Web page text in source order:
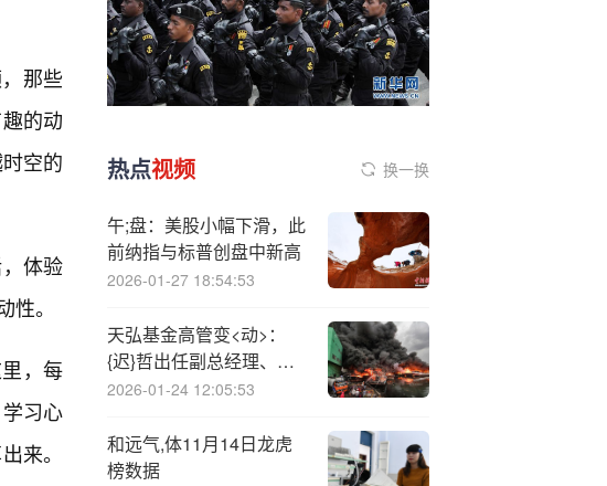
那些
的动
空的
体验
。
，每
习心
来。
热点视频 换一换
午;盘：美股小幅下滑，此
前纳指与标普创盘中新高
2026-01-27 18:54:53
天弘基金高管变<动>：
{迟}哲出任副总经理、首
席信息官，刘荣逵转岗
2026-01-24 12:05:53
和远气,体11月14日龙虎
榜数据